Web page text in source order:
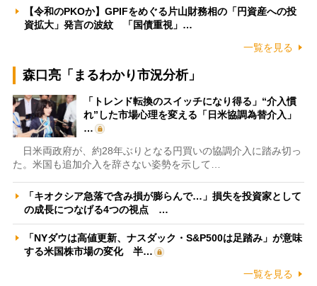
【令和のPKOか】GPIFをめぐる片山財務相の「円資産への投
資拡大」発言の波紋 「国債重視」…
一覧を見る
森口亮「まるわかり市況分析」
「トレンド転換のスイッチになり得る」“介入慣
れ”した市場心理を変える「日米協調為替介入」
…
日米両政府が、約28年ぶりとなる円買いの協調介入に踏み切っ
た。米国も追加介入を辞さない姿勢を示して…
「キオクシア急落で含み損が膨らんで…」損失を投資家として
の成長につなげる4つの視点 …
「NYダウは高値更新、ナスダック・S&P500は足踏み」が意味
する米国株市場の変化 半…
一覧を見る